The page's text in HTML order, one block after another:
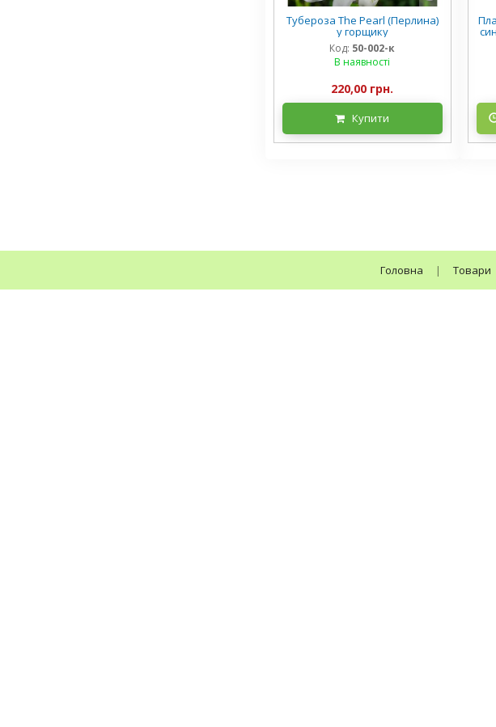
Тубероза The Pearl (Перлина)
у горщику
Код: 50-002-к
В наявності
220,00 грн.
Купити
Головна | Товари